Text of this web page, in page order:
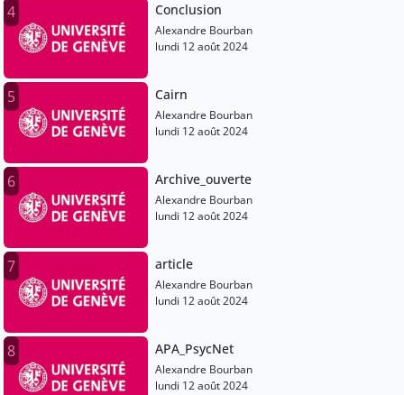
4 Conclusion
Alexandre Bourban
lundi 12 août 2024
5 Cairn
Alexandre Bourban
lundi 12 août 2024
6 Archive_ouverte
Alexandre Bourban
lundi 12 août 2024
7 article
Alexandre Bourban
lundi 12 août 2024
8 APA_PsycNet
Alexandre Bourban
lundi 12 août 2024